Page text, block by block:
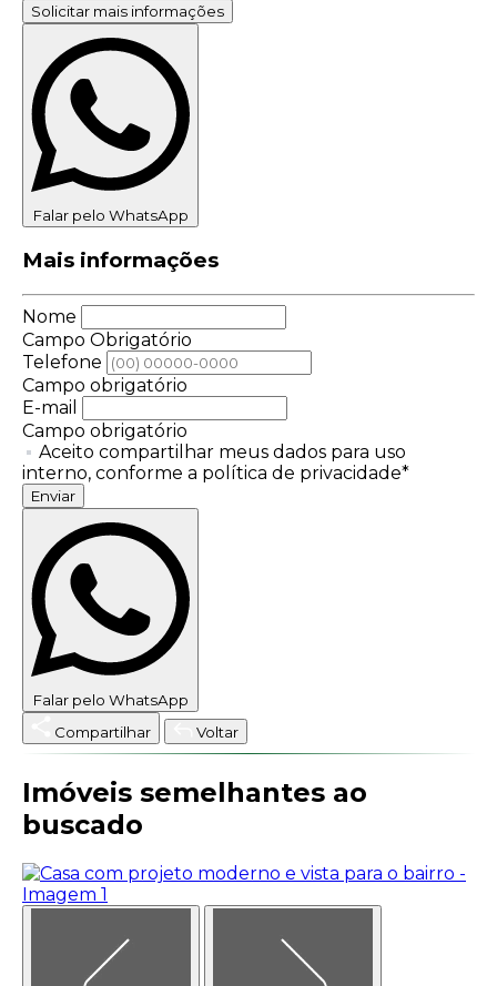
Solicitar mais informações
Falar pelo WhatsApp
Mais informações
Nome
Campo Obrigatório
Telefone
Campo obrigatório
E-mail
Campo obrigatório
Aceito compartilhar meus dados para uso
interno, conforme a política de privacidade*
Enviar
Falar pelo WhatsApp
Compartilhar
Voltar
Imóveis semelhantes ao
buscado